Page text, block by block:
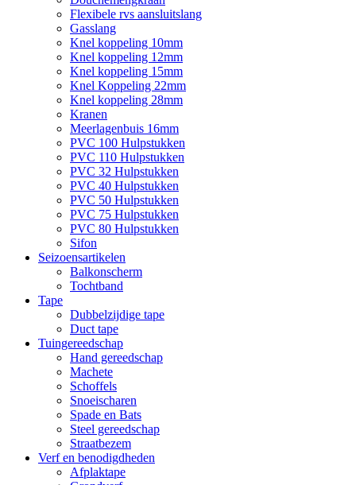
Flexibele rvs aansluitslang
Gasslang
Knel koppeling 10mm
Knel koppeling 12mm
Knel koppeling 15mm
Knel Koppeling 22mm
Knel koppeling 28mm
Kranen
Meerlagenbuis 16mm
PVC 100 Hulpstukken
PVC 110 Hulpstukken
PVC 32 Hulpstukken
PVC 40 Hulpstukken
PVC 50 Hulpstukken
PVC 75 Hulpstukken
PVC 80 Hulpstukken
Sifon
Seizoensartikelen
Balkonscherm
Tochtband
Tape
Dubbelzijdige tape
Duct tape
Tuingereedschap
Hand gereedschap
Machete
Schoffels
Snoeischaren
Spade en Bats
Steel gereedschap
Straatbezem
Verf en benodigdheden
Afplaktape